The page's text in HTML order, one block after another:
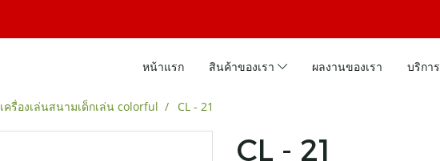
หน้าแรก สินค้าของเรา ผลงานของเรา บริการ
เครื่องเล่นสนามเด็กเล่น colorful CL - 21
CL - 21